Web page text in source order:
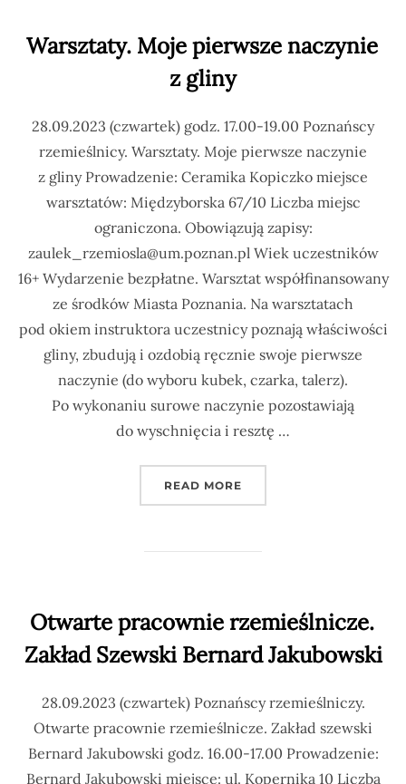
Warsztaty. Moje pierwsze naczynie
z gliny
28.09.2023 (czwartek) godz. 17.00-19.00 Poznańscy
rzemieślnicy. Warsztaty. Moje pierwsze naczynie
z gliny Prowadzenie: Ceramika Kopiczko miejsce
warsztatów: Międzyborska 67/10 Liczba miejsc
ograniczona. Obowiązują zapisy:
zaulek_rzemiosla@um.poznan.pl Wiek uczestników
16+ Wydarzenie bezpłatne. Warsztat współfinansowany
ze środków Miasta Poznania. Na warsztatach
pod okiem instruktora uczestnicy poznają właściwości
gliny, zbudują i ozdobią ręcznie swoje pierwsze
naczynie (do wyboru kubek, czarka, talerz).
Po wykonaniu surowe naczynie pozostawiają
do wyschnięcia i resztę …
READ MORE
Otwarte pracownie rzemieślnicze.
Zakład Szewski Bernard Jakubowski
28.09.2023 (czwartek) Poznańscy rzemieślniczy.
Otwarte pracownie rzemieślnicze. Zakład szewski
Bernard Jakubowski godz. 16.00-17.00 Prowadzenie:
Bernard Jakubowski miejsce: ul. Kopernika 10 Liczba